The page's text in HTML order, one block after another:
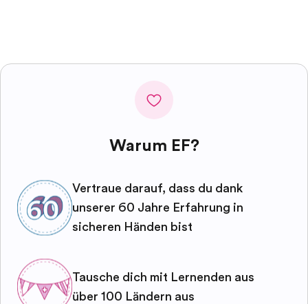
Warum EF?
Vertraue darauf, dass du dank
unserer 60 Jahre Erfahrung in
sicheren Händen bist
Tausche dich mit Lernenden aus
über 100 Ländern aus